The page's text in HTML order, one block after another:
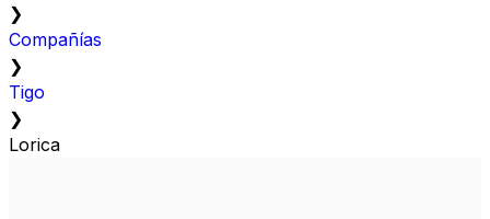
❯
Compañías
❯
Tigo
❯
Lorica